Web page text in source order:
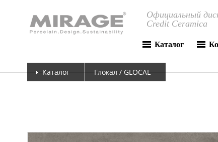
Официальный
Credit Ceramica
Каталог
Каталог Глокал / GLOCAL